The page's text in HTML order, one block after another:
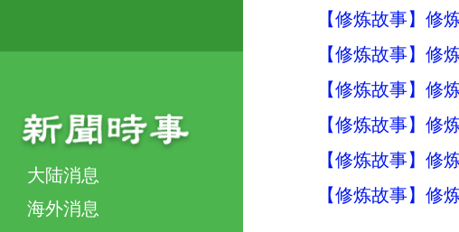
大陆消息
海外消息
【修炼故事】修
【修炼故事】修
【修炼故事】修
【修炼故事】修
【修炼故事】修
【修炼故事】修